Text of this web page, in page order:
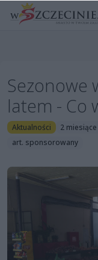
Sezonowe
latem - Co
Aktualności 2
art. sponsorowany